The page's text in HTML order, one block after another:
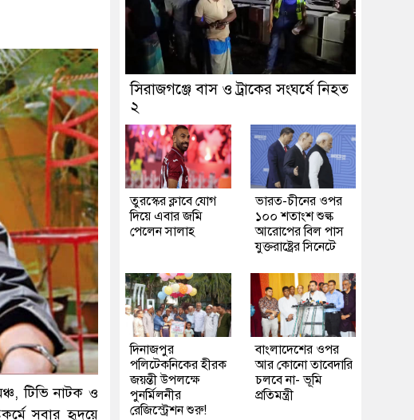
টিভি নাটক ও
সবার হৃদয়ে
সিরাজগঞ্জে বাস ও ট্রাকের সংঘর্ষে নিহত
২
তুরস্কের ক্লাবে যোগ
দিয়ে এবার জমি
পেলেন সালাহ
ভারত-চীনের ওপর
১০০ শতাংশ শুল্ক
আরোপের বিল পাস
যুক্তরাষ্ট্রের সিনেটে
দিনাজপুর
পলিটেকনিকের হীরক
জয়ন্তী উপলক্ষে
পুনর্মিলনীর
রেজিস্ট্রেশন শুরু!
বাংলাদেশের ওপর
আর কোনো তাবেদারি
চলবে না- ভূমি
প্রতিমন্ত্রী